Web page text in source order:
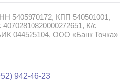
5405970172, КПП 540501001,
К/с
044525104, ООО «Банк Точка»
942-46-23